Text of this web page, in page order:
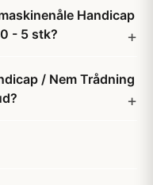
Handicap
- 5 stk?
/ Nem Trådning